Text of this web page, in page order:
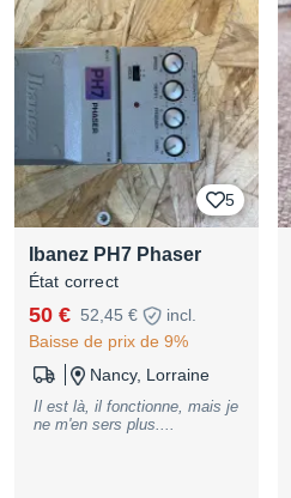
5
Ibanez PH7 Phaser
État correct
50 € 52,45 €
incl.
Baisse de prix de 9%
Nancy, Lorraine
Il est là, il fonctionne, mais je
ne m'en sers plus....